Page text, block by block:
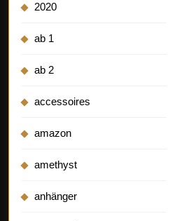
2020
ab 1
ab 2
accessoires
amazon
amethyst
anhänger